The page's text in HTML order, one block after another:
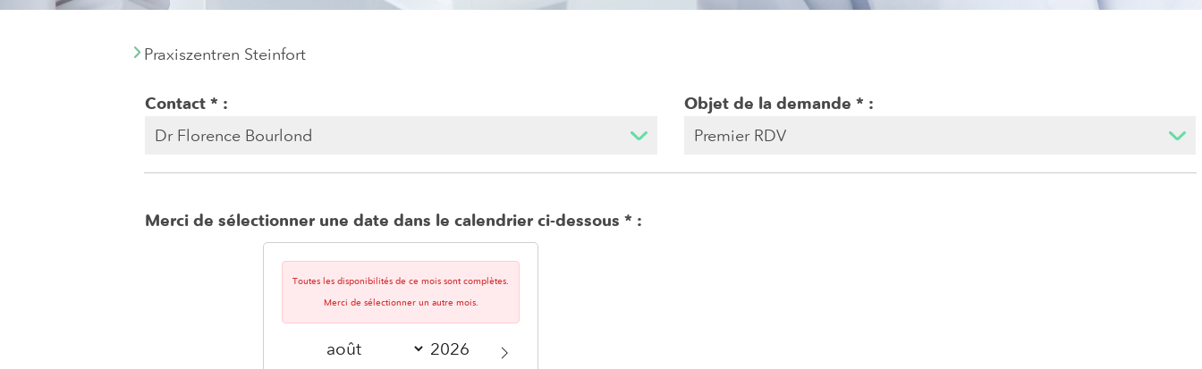
Praxiszentren Steinfort
Contact Objet de la demande
Merci de sélectionner une date dans le calendrier ci-dessous
Toutes les disponibilités de ce mois sont complètes.
Merci de sélectionner un autre mois.